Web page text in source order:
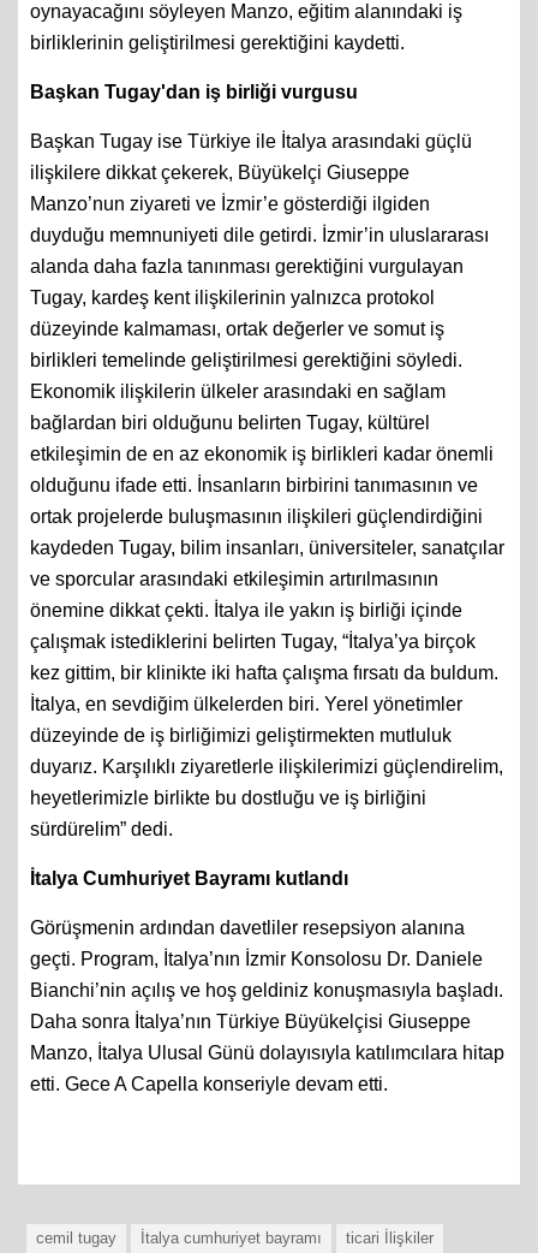
oynayacağını söyleyen Manzo, eğitim alanındaki iş
birliklerinin geliştirilmesi gerektiğini kaydetti.
Başkan Tugay'dan iş birliği vurgusu
Başkan Tugay ise Türkiye ile İtalya arasındaki güçlü
ilişkilere dikkat çekerek, Büyükelçi Giuseppe
Manzo’nun ziyareti ve İzmir’e gösterdiği ilgiden
duyduğu memnuniyeti dile getirdi. İzmir’in uluslararası
alanda daha fazla tanınması gerektiğini vurgulayan
Tugay, kardeş kent ilişkilerinin yalnızca protokol
düzeyinde kalmaması, ortak değerler ve somut iş
birlikleri temelinde geliştirilmesi gerektiğini söyledi.
Ekonomik ilişkilerin ülkeler arasındaki en sağlam
bağlardan biri olduğunu belirten Tugay, kültürel
etkileşimin de en az ekonomik iş birlikleri kadar önemli
olduğunu ifade etti. İnsanların birbirini tanımasının ve
ortak projelerde buluşmasının ilişkileri güçlendirdiğini
kaydeden Tugay, bilim insanları, üniversiteler, sanatçılar
ve sporcular arasındaki etkileşimin artırılmasının
önemine dikkat çekti. İtalya ile yakın iş birliği içinde
çalışmak istediklerini belirten Tugay, “İtalya’ya birçok
kez gittim, bir klinikte iki hafta çalışma fırsatı da buldum.
İtalya, en sevdiğim ülkelerden biri. Yerel yönetimler
düzeyinde de iş birliğimizi geliştirmekten mutluluk
duyarız. Karşılıklı ziyaretlerle ilişkilerimizi güçlendirelim,
heyetlerimizle birlikte bu dostluğu ve iş birliğini
sürdürelim” dedi.
İtalya Cumhuriyet Bayramı kutlandı
Görüşmenin ardından davetliler resepsiyon alanına
geçti. Program, İtalya’nın İzmir Konsolosu Dr. Daniele
Bianchi’nin açılış ve hoş geldiniz konuşmasıyla başladı.
Daha sonra İtalya’nın Türkiye Büyükelçisi Giuseppe
Manzo, İtalya Ulusal Günü dolayısıyla katılımcılara hitap
etti. Gece A Capella konseriyle devam etti.
cemil tugay İtalya cumhuriyet bayramı ticari İlişkiler